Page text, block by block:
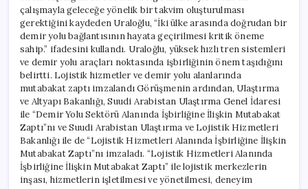
çalışmayla geleceğe yönelik bir takvim oluşturulması
gerektiğini kaydeden Uraloğlu, “İki ülke arasında doğrudan bir
demir yolu bağlantısının hayata geçirilmesi kritik öneme
sahip.” ifadesini kullandı. Uraloğlu, yüksek hızlı tren sistemleri
ve demir yolu araçları noktasında işbirliğinin önem taşıdığını
belirtti. Lojistik hizmetler ve demir yolu alanlarında
mutabakat zaptı imzalandı Görüşmenin ardından, Ulaştırma
ve Altyapı Bakanlığı, Suudi Arabistan Ulaştırma Genel İdaresi
ile “Demir Yolu Sektörü Alanında İşbirliğine İlişkin Mutabakat
Zaptı”nı ve Suudi Arabistan Ulaştırma ve Lojistik Hizmetleri
Bakanlığı ile de “Lojistik Hizmetleri Alanında İşbirliğine İlişkin
Mutabakat Zaptı”nı imzaladı. “Lojistik Hizmetleri Alanında
İşbirliğine İlişkin Mutabakat Zaptı” ile lojistik merkezlerin
inşası, hizmetlerin işletilmesi ve yönetilmesi, deneyim